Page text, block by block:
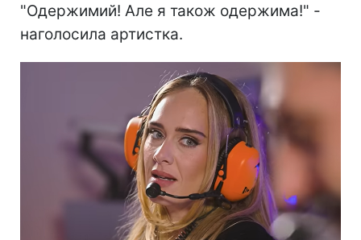
"Одержимий! Але я також одержима!" -
наголосила артистка.